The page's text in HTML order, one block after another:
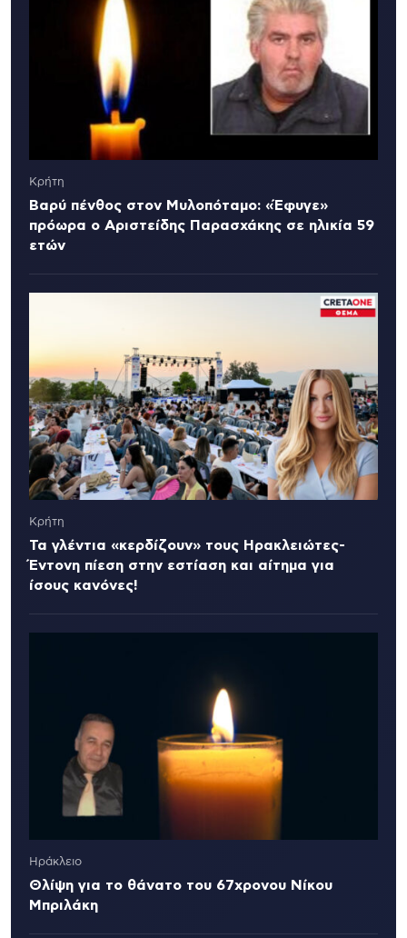
Κρήτη
Βαρύ πένθος στον Μυλοπόταμο: «Έφυγε»
πρόωρα ο Αριστείδης Παρασχάκης σε ηλικία 59
ετών
Κρήτη
Τα γλέντια «κερδίζουν» τους Ηρακλειώτες-
Έντονη πίεση στην εστίαση και αίτημα για
ίσους κανόνες!
Ηράκλειο
Θλίψη για το θάνατο του 67χρονου Νίκου
Μπριλάκη